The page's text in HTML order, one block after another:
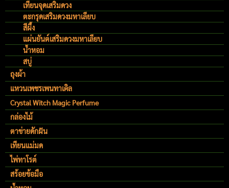
เทียนจุดเสริมดวง
ตะกรุดเสริมดวงมหาเลียบ
สีผึ้ง
แผ่นยันต์เสริมดวงมหาเลียบ
น้ำหอม
สบู่
ถุงผ้า
แหวนเพชรเพนทาเคิล
Crystal Witch Magic Perfume
กล่องไม้
ตาข่ายดักฝัน
เทียนแม่มด
ไพ่ทาโรต์
สร้อยข้อมือ